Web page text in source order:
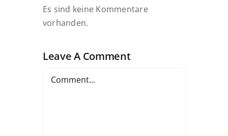
Es sind keine Kommentare
vorhanden.
Leave A Comment